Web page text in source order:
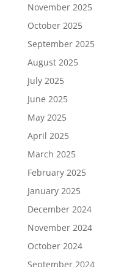
November 2025
October 2025
September 2025
August 2025
July 2025
June 2025
May 2025
April 2025
March 2025
February 2025
January 2025
December 2024
November 2024
October 2024
September 2024